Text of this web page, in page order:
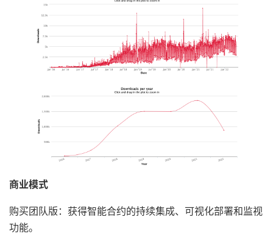
商业模式
购买团队版：获得智能合约的持续集成、可视化部署和监视
功能。